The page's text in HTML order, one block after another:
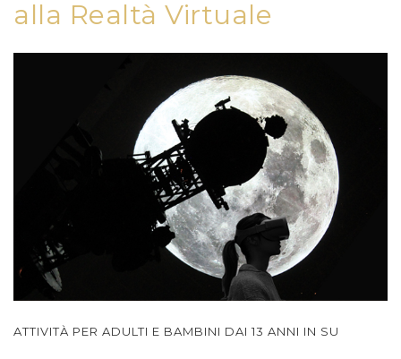
alla Realtà Virtuale
ATTIVITÀ PER ADULTI E BAMBINI DAI 13 ANNI IN SU